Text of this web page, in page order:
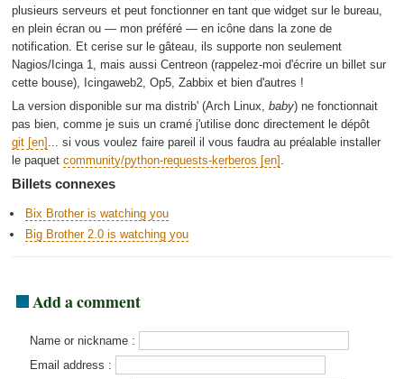
plusieurs serveurs et peut fonctionner en tant que widget sur le bureau,
en plein écran ou — mon préféré — en icône dans la zone de
notification. Et cerise sur le gâteau, ils supporte non seulement
Nagios/Icinga 1, mais aussi Centreon (rappelez-moi d'écrire un billet sur
cette bouse), Icingaweb2, Op5, Zabbix et bien d'autres !
La version disponible sur ma distrib' (Arch Linux, baby) ne fonctionnait
pas bien, comme je suis un cramé j'utilise donc directement le dépôt
git
... si vous voulez faire pareil il vous faudra au préalable installer
le paquet community/python-requests-kerberos .
Billets connexes
Bix Brother is watching you
Big Brother 2.0 is watching you
Add a comment
Name or nickname :
Email address :